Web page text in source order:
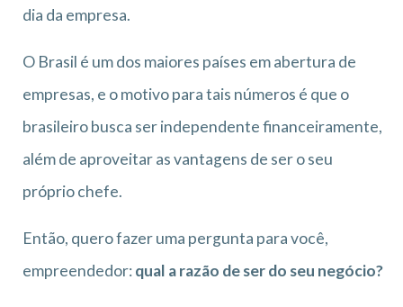
dia da empresa.
O Brasil é um dos maiores países em abertura de
empresas, e o motivo para tais números é que o
brasileiro busca ser independente financeiramente,
além de aproveitar as vantagens de ser o seu
próprio chefe.
Então, quero fazer uma pergunta para você,
empreendedor:qual a razão de ser do seu negócio?